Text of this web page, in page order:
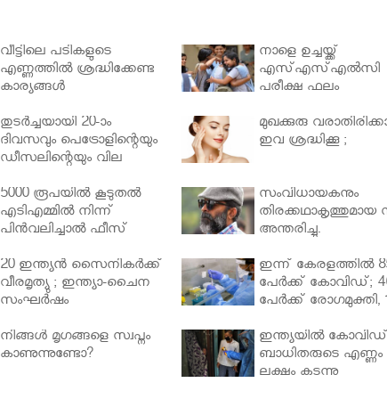
വീട്ടിലെ പടികളുടെ
എണ്ണത്തിൽ ശ്രദ്ധിക്കേണ്ട
കാര്യങ്ങൾ
നാളെ ഉച്ചയ്ക്ക്
എസ്എസ്എല്‍സി
പരീക്ഷ ഫലം
തുടർച്ചയായി 20-ാം
ദിവസവും പെട്രോളിന്റെയും
ഡീസലിന്റെയും വില
മുഖക്കുരു
ഇവ ശ്രദ്ധിക്കൂ ;
5000 രൂപയിൽ കൂടുതൽ
എടിഎമ്മിൽ നിന്ന്
പിൻവലിച്ചാൽ ഫീസ്
സംവിധായകനും
തിരക്കഥാകൃത്തുമായ
അന്തരിച്ചു.
20 ഇന്ത്യൻ സൈനികർക്ക്
വീരമൃത്യു ; ഇന്ത്യാ-ചൈന
സംഘർഷം
ഇന്ന് കേരളത്തിൽ
പേർക്ക് കോവിഡ്;
പേർക്ക് രോഗമുക്തി,
നിങ്ങള്‍ മൃഗങ്ങളെ സ്വപ്നം
കാണുന്നുണ്ടോ?
ഇന്ത്യയിൽ കോവിഡ്
ബാധിതരുടെ എണ്ണം
ലക്ഷം കടന്നു